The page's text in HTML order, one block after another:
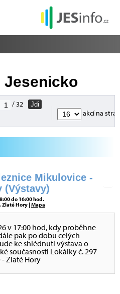
Jesenicko
/ 32
Jdi
akcí na
Mikulovice -
(Výstavy)
do 16:00 hod.
Zlaté Hory |Mapa
v 17:00 hod, kdy proběhne
pak po dobu celých
ke shlédnutí výstava o
současnosti Lokálky č. 297
Zlaté Hory